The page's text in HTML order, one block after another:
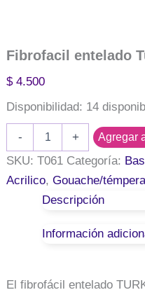
Fibrofacil entelado
$4.500
Disponibilidad: 14
-
Turk
cm.
+ Agregar
SKU:T061 Categoría:
Acrilico,Gouache/
Descripción
Información
El fibrofácil entelado